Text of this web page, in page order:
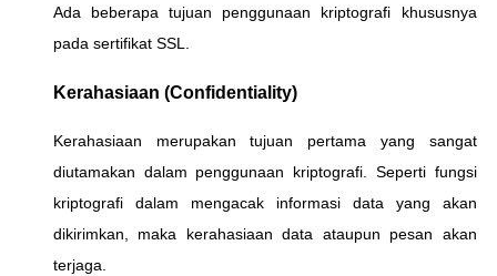
Ada beberapa tujuan penggunaan kriptografi khususnya
pada sertifikat SSL.
Kerahasiaan (Confidentiality)
Kerahasiaan merupakan tujuan pertama yang sangat
diutamakan dalam penggunaan kriptografi. Seperti fungsi
kriptografi dalam mengacak informasi data yang akan
dikirimkan, maka kerahasiaan data ataupun pesan akan
terjaga.